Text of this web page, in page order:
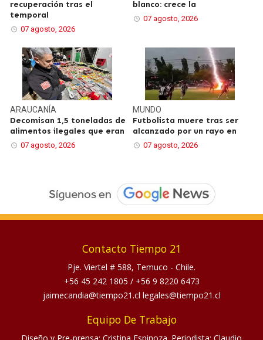
recuperación tras el
temporal
07 agosto, 2026
blanco: crece la
07 agosto, 2026
ARAUCANÍA
Decomisan 1,5 toneladas de
alimentos ilegales que eran
07 agosto, 2026
MUNDO
Futbolista muere tras ser
alcanzado por un rayo en
07 agosto, 2026
Contacto Tiempo 21
Pje. Viertel # 588, Temuco - Chile.
+56 45 242 1805 / +56 9 8220 6473
jaimecandia@tiempo21.cl legales@tiempo21.cl
Equipo De Trabajo